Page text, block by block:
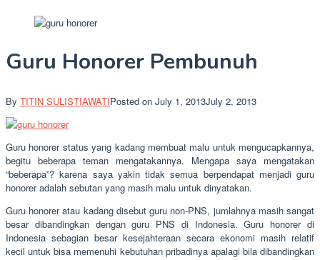
Guru Honorer Pembunuh
By TITIN SULISTIAWATIPosted on July 1, 2013July 2, 2013
Guru honorer status yang kadang membuat malu untuk mengucapkannya,
begitu beberapa teman mengatakannya. Mengapa saya mengatakan
“beberapa”? karena saya yakin tidak semua berpendapat menjadi guru
honorer adalah sebutan yang masih malu untuk dinyatakan.
Guru honorer atau kadang disebut guru non-PNS, jumlahnya masih sangat
besar dibandingkan dengan guru PNS di Indonesia. Guru honorer di
Indonesia sebagian besar kesejahteraan secara ekonomi masih relatif
kecil untuk bisa memenuhi kebutuhan pribadinya apalagi bila dibandingkan